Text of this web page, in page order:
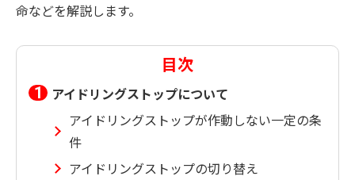
命などを解説します。
目次
アイドリングストップについて
アイドリングストップが作動しない一定の条
件
アイドリングストップの切り替え